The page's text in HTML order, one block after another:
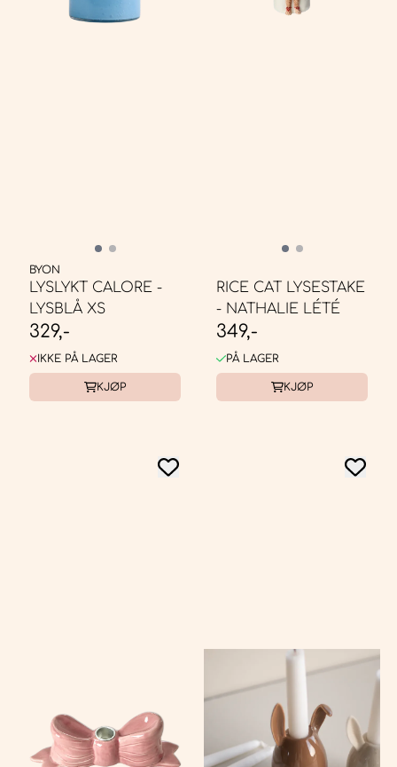
BYON
LYSLYKT CALORE -
LYSBLÅ XS
329,-
IKKE PÅ LAGER
KJØP
RICE CAT LYSESTAKE
- NATHALIE LÉTÉ
349,-
PÅ LAGER
KJØP